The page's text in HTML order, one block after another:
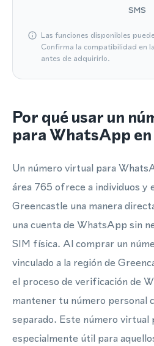
SMS
Las funciones disponibles
Confirma la compatibilidad en
antes de adquirirlo.
Por qué usar un
para WhatsApp
Un número virtual para
área 765 ofrece a individuos y
Greencastle una manera
una cuenta de WhatsApp sin
SIM física. Al comprar un
vinculado a la región de
el proceso de verificación de
mantener tu número personal
separado. Este número virtual
especialmente útil para